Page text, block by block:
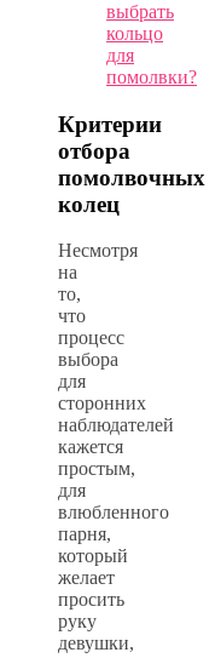
выбрать
кольцо
для
помолвки?
Критерии
отбора
помолвочных
колец
Несмотря
на
то,
что
процесс
выбора
для
сторонних
наблюдателей
кажется
простым,
для
влюбленного
парня,
который
желает
просить
руку
девушки,